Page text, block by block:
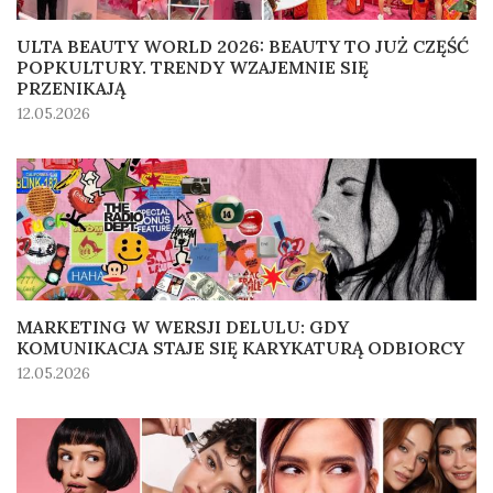
ULTA BEAUTY WORLD 2026: BEAUTY TO JUŻ CZĘŚĆ
POPKULTURY. TRENDY WZAJEMNIE SIĘ
PRZENIKAJĄ
12.05.2026
MARKETING W WERSJI DELULU: GDY
KOMUNIKACJA STAJE SIĘ KARYKATURĄ ODBIORCY
12.05.2026